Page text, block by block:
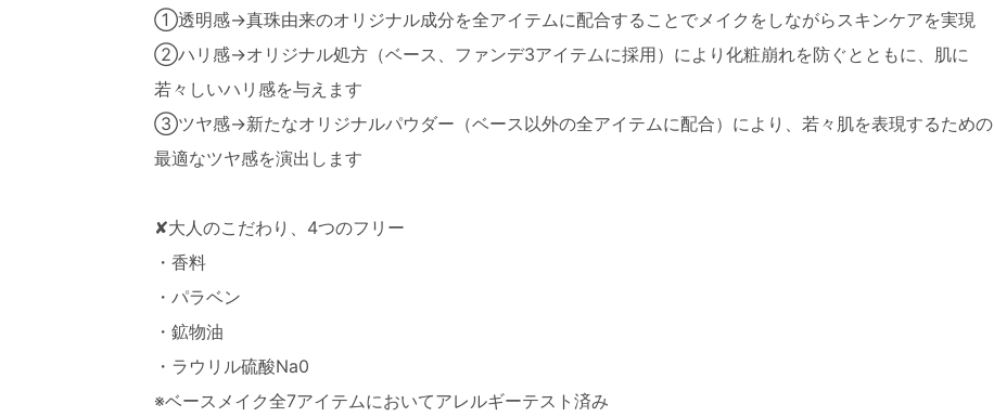
①透明感→真珠由来のオリジナル成分を全アイテムに配合することでメイクをしながらスキンケアを実現
②ハリ感→オリジナル処方（ベース、ファンデ3アイテムに採用）により化粧崩れを防ぐとともに、肌に
若々しいハリ感を与えます
③ツヤ感→新たなオリジナルパウダー（ベース以外の全アイテムに配合）により、若々肌を表現するための
最適なツヤ感を演出します
✘大人のこだわり、4つのフリー
・香料
・パラベン
・鉱物油
・ラウリル硫酸Na0
※ベースメイク全7アイテムにおいてアレルギーテスト済み